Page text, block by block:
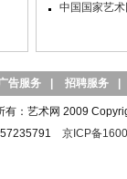
中国国家艺
告服务 招聘服务
有：艺术网 2009
57235791 京ICP备